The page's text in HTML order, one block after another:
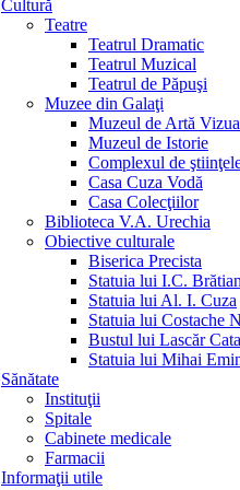
Cultură
Teatre
Teatrul Dramatic
Teatrul Muzical
Teatrul de Păpuşi
Muzee din Galaţi
Muzeul de Artă
Muzeul de Istorie
Complexul de
Casa Cuza Vodă
Casa Colecţiilor
Biblioteca V.A. Urechia
Obiective culturale
Biserica Precista
Statuia lui I.C.
Statuia lui Al. I. Cuza
Statuia lui Costache
Bustul lui Lascăr
Statuia lui Mihai
Sănătate
Instituţii
Spitale
Cabinete medicale
Farmacii
Informaţii utile